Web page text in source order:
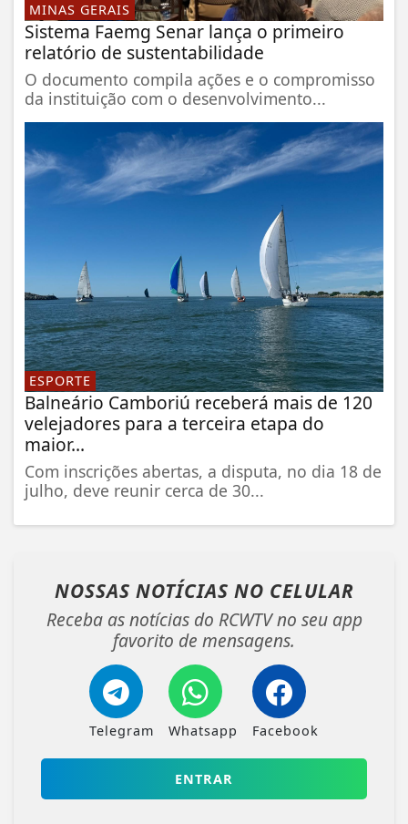
MINAS GERAIS
Sistema Faemg Senar lança o primeiro
relatório de sustentabilidade
O documento compila ações e o compromisso
da instituição com o desenvolvimento...
ESPORTE
Balneário Camboriú receberá mais de 120
velejadores para a terceira etapa do
maior...
Com inscrições abertas, a disputa, no dia 18 de
julho, deve reunir cerca de 30...
NOSSAS NOTÍCIAS NO CELULAR
Receba as notícias do RCWTV no seu app
favorito de mensagens.
Telegram Whatsapp Facebook
ENTRAR